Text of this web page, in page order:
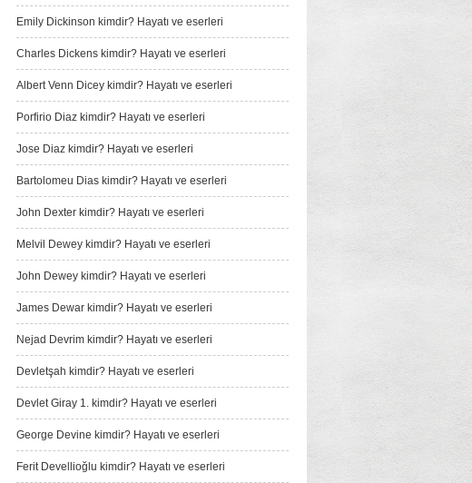
Emily Dickinson kimdir? Hayatı ve eserleri
Charles Dickens kimdir? Hayatı ve eserleri
Albert Venn Dicey kimdir? Hayatı ve eserleri
Porfirio Diaz kimdir? Hayatı ve eserleri
Jose Diaz kimdir? Hayatı ve eserleri
Bartolomeu Dias kimdir? Hayatı ve eserleri
John Dexter kimdir? Hayatı ve eserleri
Melvil Dewey kimdir? Hayatı ve eserleri
John Dewey kimdir? Hayatı ve eserleri
James Dewar kimdir? Hayatı ve eserleri
Nejad Devrim kimdir? Hayatı ve eserleri
Devletşah kimdir? Hayatı ve eserleri
Devlet Giray 1. kimdir? Hayatı ve eserleri
George Devine kimdir? Hayatı ve eserleri
Ferit Devellioğlu kimdir? Hayatı ve eserleri